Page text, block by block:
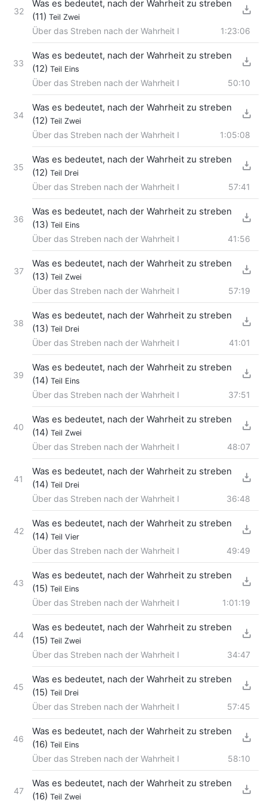
32
Was es bedeutet, nach der Wahrheit zu streben
(11) Teil Zwei
Über das Streben nach der Wahrheit I 1:23:06
33
Was es bedeutet, nach der Wahrheit zu streben
(12) Teil Eins
Über das Streben nach der Wahrheit I 50:10
34
Was es bedeutet, nach der Wahrheit zu streben
(12) Teil Zwei
Über das Streben nach der Wahrheit I 1:05:08
35
Was es bedeutet, nach der Wahrheit zu streben
(12) Teil Drei
Über das Streben nach der Wahrheit I 57:41
36
Was es bedeutet, nach der Wahrheit zu streben
(13) Teil Eins
Über das Streben nach der Wahrheit I 41:56
37
Was es bedeutet, nach der Wahrheit zu streben
(13) Teil Zwei
Über das Streben nach der Wahrheit I 57:19
38
Was es bedeutet, nach der Wahrheit zu streben
(13) Teil Drei
Über das Streben nach der Wahrheit I 41:01
39
Was es bedeutet, nach der Wahrheit zu streben
(14) Teil Eins
Über das Streben nach der Wahrheit I 37:51
40
Was es bedeutet, nach der Wahrheit zu streben
(14) Teil Zwei
Über das Streben nach der Wahrheit I 48:07
41
Was es bedeutet, nach der Wahrheit zu streben
(14) Teil Drei
Über das Streben nach der Wahrheit I 36:48
42
Was es bedeutet, nach der Wahrheit zu streben
(14) Teil Vier
Über das Streben nach der Wahrheit I 49:49
43
Was es bedeutet, nach der Wahrheit zu streben
(15) Teil Eins
Über das Streben nach der Wahrheit I 1:01:19
44
Was es bedeutet, nach der Wahrheit zu streben
(15) Teil Zwei
Über das Streben nach der Wahrheit I 34:47
45
Was es bedeutet, nach der Wahrheit zu streben
(15) Teil Drei
Über das Streben nach der Wahrheit I 57:45
46
Was es bedeutet, nach der Wahrheit zu streben
(16) Teil Eins
Über das Streben nach der Wahrheit I 58:10
47
Was es bedeutet, nach der Wahrheit zu streben
(16) Teil Zwei